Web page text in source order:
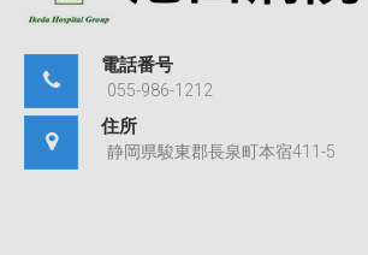
電話番号
055-986-1212
住所
静岡県駿東郡長泉町本宿411-5